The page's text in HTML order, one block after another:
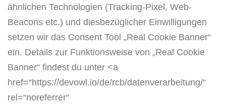
ähnlichen Technologien (Tracking-Pixel, Web-
Beacons etc.) und diesbezüglicher Einwilligungen
setzen wir das Consent Tool „Real Cookie Banner“
ein. Details zur Funktionsweise von „Real Cookie
Banner“ findest du unter <a
href=“https://devowl.io/de/rcb/datenverarbeitung/“
rel=“noreferrer“